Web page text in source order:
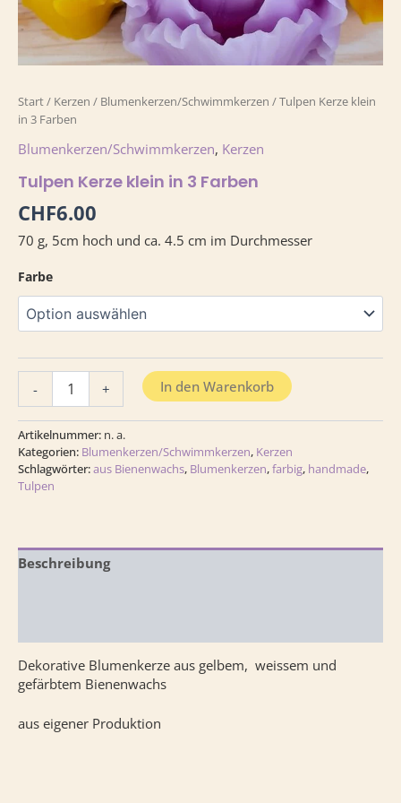
Start/ Kerzen / Blumenkerzen/Schwimmkerzen / Tulpen Kerze klein
in 3 Farben
Blumenkerzen/Schwimmkerzen, Kerzen
Tulpen Kerze klein in 3 Farben
CHF6.00
70 g, 5cm hoch und ca. 4.5 cm im Durchmesser
Farbe
- + In den Warenkorb
Artikelnummer: n. a.
Kategorien: Blumenkerzen/Schwimmkerzen, Kerzen
Schlagwörter:aus Bienenwachs, Blumenkerzen,farbig, handmade,
Tulpen
Beschreibung
Dekorative Blumenkerze aus gelbem, weissem und
gefärbtem Bienenwachs
aus eigener Produktion